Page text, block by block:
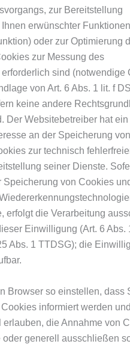
zur Bereitstellung
Ihnen erwünschter
oder zur Optimierung
zur Messung des
sind (notwendige
von Art. 6 Abs. 1 lit. f
keine andere
Der Websitebetreiber hat ein
an der Speicherung von
zur technisch
seiner Dienste.
Speicherung von Cookies
erfolgt die Verarbeitung
Einwilligung (Art. 6 Abs.
Abs. 1 TTDSG); die
Browser so einstellen, dass
informiert werden
erlauben, die Annahme von
oder generell ausschließen